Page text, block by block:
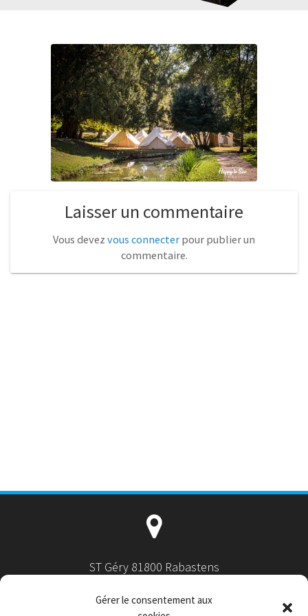
Gérer le consentement aux
Laisser un commentaire
Vous devez vous connecter pour publier un
commentaire.
ST Géry 81800 Rabastens